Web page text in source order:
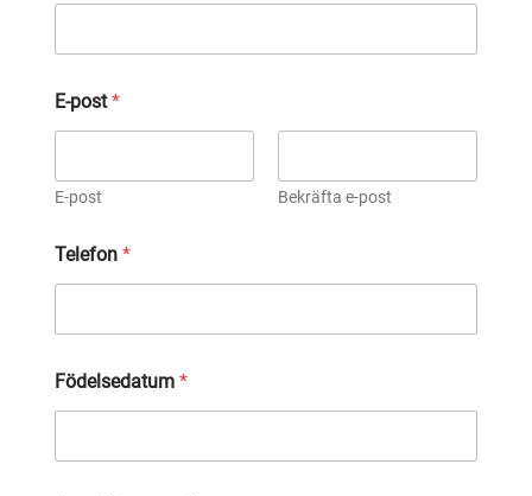
E-post*
E-post Bekräfta e-post
Telefon *
Födelsedatum *